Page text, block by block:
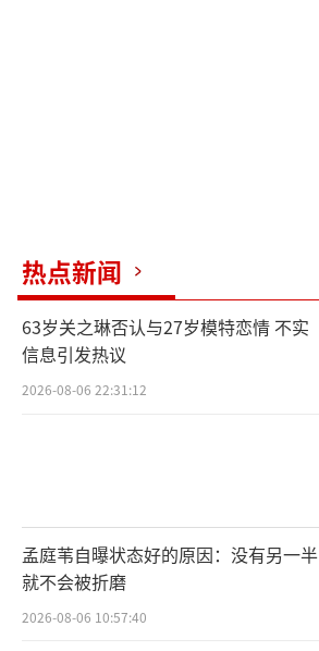
热点新闻
63岁关之琳否认与27岁模特恋情 不实
信息引发热议
2026-08-06 22:31:12
孟庭苇自曝状态好的原因：没有另一半
就不会被折磨
2026-08-06 10:57:40